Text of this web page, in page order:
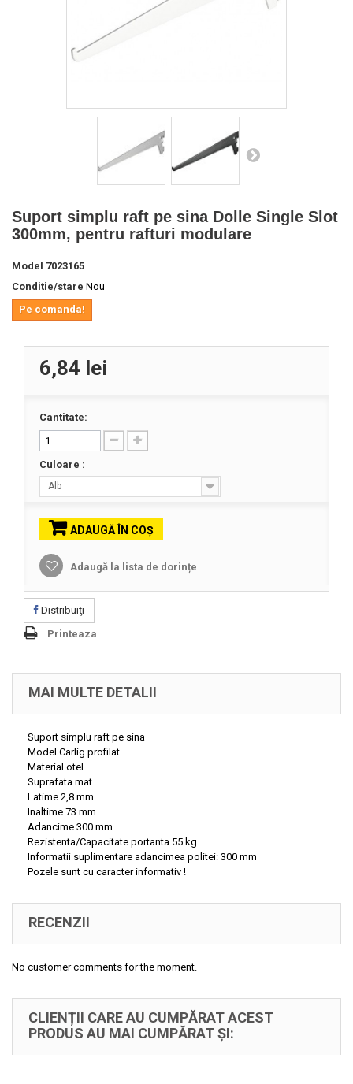
Suport simplu raft pe sina Dolle Single Slot
300mm, pentru rafturi modulare
Model 7023165
Conditie/stare Nou
Pe comanda!
6,84 lei
Cantitate:
Culoare :
Alb
ADAUGĂ ÎN COŞ
Adaugă la lista de dorințe
Distribuiţi
Printeaza
MAI MULTE DETALII
Suport simplu raft pe sina
Model Carlig profilat
Material otel
Suprafata mat
Latime 2,8 mm
Inaltime 73 mm
Adancime 300 mm
Rezistenta/Capacitate portanta 55 kg
Informatii suplimentare adancimea politei: 300 mm
Pozele sunt cu caracter informativ !
RECENZII
No customer comments for the moment.
CLIENȚII CARE AU CUMPĂRAT ACEST
PRODUS AU MAI CUMPĂRAT ȘI: